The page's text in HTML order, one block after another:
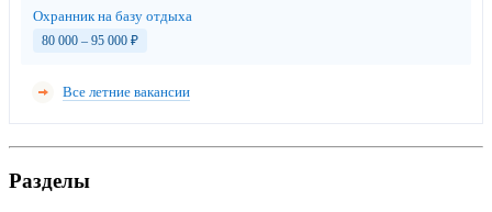
Охранник на базу отдыха
80 000 – 95 000 ₽
Все летние вакансии
Разделы